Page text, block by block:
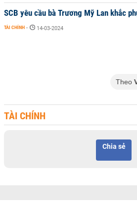
SCB yêu cầu bà Trương Mỹ Lan khắc
TÀI CHÍNH - 14-03-2024
Theo
TÀI CHÍNH
Chia sẻ